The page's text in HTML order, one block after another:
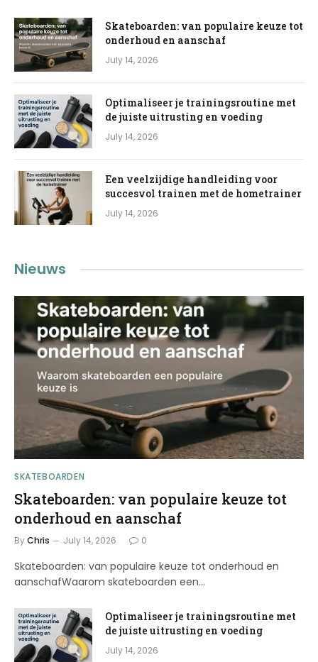
Skateboarden: van populaire keuze tot
onderhoud en aanschaf
July 14, 2026
Optimaliseer je trainingsroutine met
de juiste uitrusting en voeding
July 14, 2026
Een veelzijdige handleiding voor
succesvol trainen met de hometrainer
July 14, 2026
Nieuws
SKATEBOARDEN
Skateboarden: van populaire keuze tot
onderhoud en aanschaf
ByChris July 14, 2026 0
Skateboarden: van populaire keuze tot onderhoud en
aanschafWaarom skateboarden een…
Optimaliseer je trainingsroutine met
de juiste uitrusting en voeding
July 14, 2026